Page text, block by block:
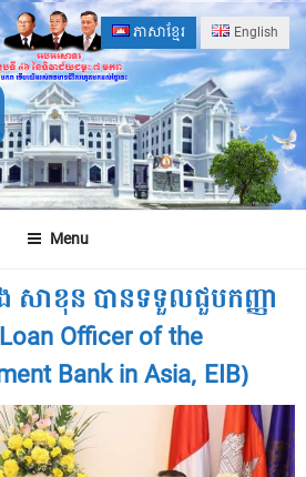
ភាសាខ្មែរ English
Menu
េង សាខុន បានទទួលជួបកញ្ញា
Officer of the
Bank in Asia, EIB)